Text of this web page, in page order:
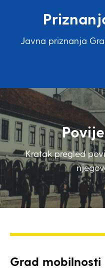
Javna priznanja
Kratak pregled
Grad mobilnosti